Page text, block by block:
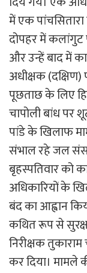
में एक
दोपहर में कलांगुट
और उन्हें बाद में
अधीक्षक
पूछताछ के लिए
चापोली बांध पर
पांडे के खिलाफ
संभाल रहे जल
बृहस्पतिवार को
अधिकारियों के
बंद का आह्वान
कथित रूप से
निरीक्षक
कर दिया। मामले